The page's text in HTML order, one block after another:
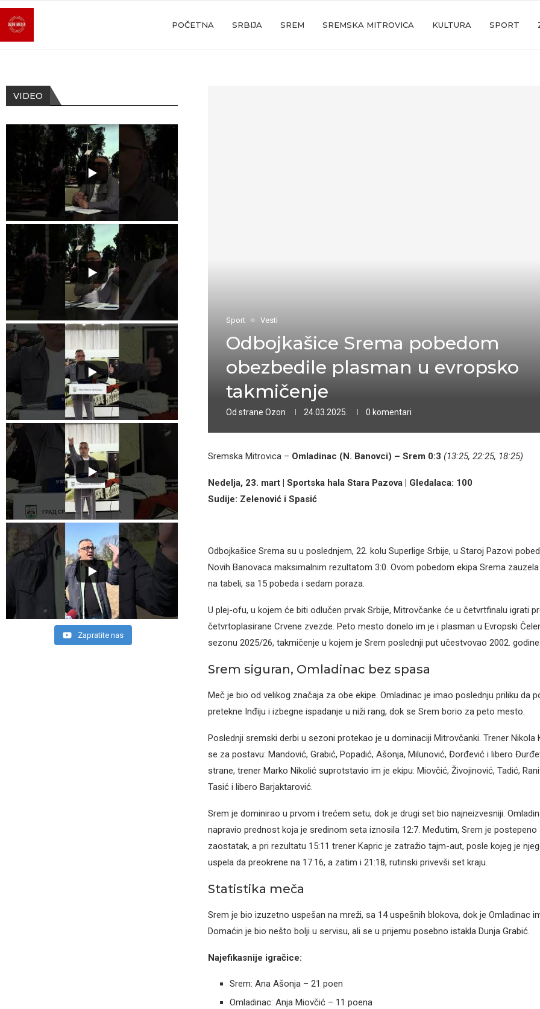
POČETNA SRBIJA SREM SREMSKA MITROVICA KULTURA SPORT
Sport Vesti
Odbojkašice Srema pobedom
obezbedile plasman u evropsko
takmičenje
Od strane Ozon 24.03.2025. 0 komentari
Sremska Mitrovica – Omladinac (N. Banovci) – Srem 0:3 (13:25, 22:25, 18:25)
Nedelja, 23. mart | Sportska hala Stara Pazova | Gledalaca: 100
Sudije: Zelenović i Spasić
Odbojkašice Srema su u poslednjem, 22. kolu Superlige Srbije, u Staroj Pazovi
Novih Banovaca maksimalnim rezultatom 3:0. Ovom pobedom ekipa Srema
na tabeli, sa 15 pobeda i sedam poraza.
U plej-ofu, u kojem će biti odlučen prvak Srbije, Mitrovčanke će u četvrtfinalu igrati
četvrtoplasirane Crvene zvezde. Peto mesto donelo im je i plasman u Evropski
sezonu 2025/26, takmičenje u kojem je Srem poslednji put učestvovao 2002. godine.
Srem siguran, Omladinac bez spasa
Meč je bio od velikog značaja za obe ekipe. Omladinac je imao poslednju priliku da
pretekne Inđiju i izbegne ispadanje u niži rang, dok se Srem borio za peto mesto.
Poslednji sremski derbi u sezoni protekao je u dominaciji Mitrovčanki. Trener Nikola
se za postavu: Mandović, Grabić, Popadić, Ašonja, Milunović, Đorđević i libero
strane, trener Marko Nikolić suprotstavio im je ekipu: Miovčić, Živojinović, Tadić,
Tasić i libero Barjaktarović.
Srem je dominirao u prvom i trećem setu, dok je drugi set bio najneizvesniji.
napravio prednost koja je sredinom seta iznosila 12:7. Međutim, Srem je postepeno
zaostatak, a pri rezultatu 15:11 trener Kapric je zatražio tajm-aut, posle kojeg je
uspela da preokrene na 17:16, a zatim i 21:18, rutinski privevši set kraju.
Statistika meča
Srem je bio izuzetno uspešan na mreži, sa 14 uspešnih blokova, dok je Omladinac
Domaćin je bio nešto bolji u servisu, ali se u prijemu posebno istakla Dunja Grabić.
Najefikasnije igračice:
Srem: Ana Ašonja – 21 poen
Omladinac: Anja Miovčić – 11 poena
VIDEO
Zapratite nas